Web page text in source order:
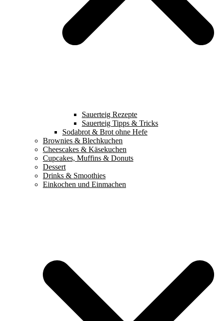
Sauerteig Rezepte
Sauerteig Tipps & Tricks
Sodabrot & Brot ohne Hefe
Brownies & Blechkuchen
Cheescakes & Käsekuchen
Cupcakes, Muffins & Donuts
Dessert
Drinks & Smoothies
Einkochen und Einmachen